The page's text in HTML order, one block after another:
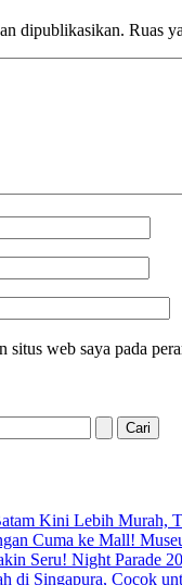
dipublikasikan. Ruas
situs web saya pada
Kini Lebih Murah,
Cuma ke Mall!
Seru! Night Parade
di Singapura, Cocok